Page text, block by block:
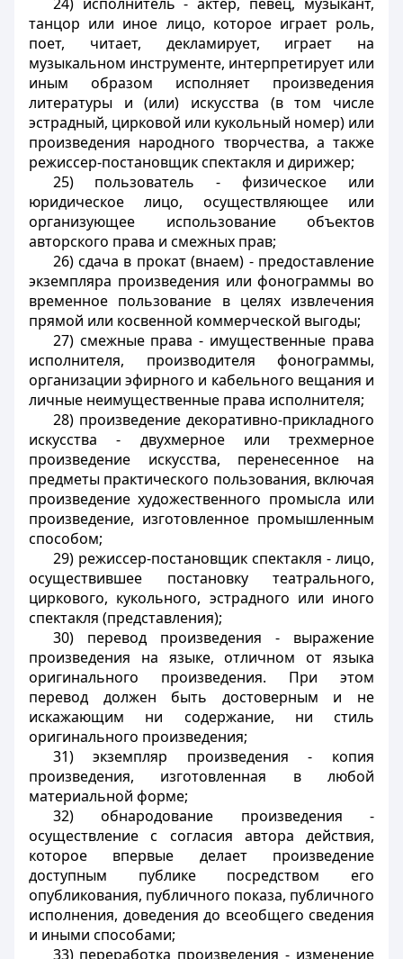
танцор или иное лицо, которое играет роль,
поет, читает, декламирует, играет на
музыкальном инструменте, интерпретирует или
иным образом исполняет произведения
литературы и (или) искусства (в том числе
эстрадный, цирковой или кукольный номер) или
произведения народного творчества, а также
режиссер-постановщик спектакля и дирижер;
25) пользователь - физическое или
юридическое лицо, осуществляющее или
организующее использование объектов
авторского права и смежных прав;
26) сдача в прокат (внаем) - предоставление
экземпляра произведения или фонограммы во
временное пользование в целях извлечения
прямой или косвенной коммерческой выгоды;
27) смежные права - имущественные права
исполнителя, производителя фонограммы,
организации эфирного и кабельного вещания и
личные неимущественные права исполнителя;
28) произведение декоративно-прикладного
искусства - двухмерное или трехмерное
произведение искусства, перенесенное на
предметы практического пользования, включая
произведение художественного промысла или
произведение, изготовленное промышленным
способом;
29) режиссер-постановщик спектакля - лицо,
осуществившее постановку театрального,
циркового, кукольного, эстрадного или иного
спектакля (представления);
30) перевод произведения - выражение
произведения на языке, отличном от языка
оригинального произведения. При этом
перевод должен быть достоверным и не
искажающим ни содержание, ни стиль
оригинального произведения;
31) экземпляр произведения - копия
произведения, изготовленная в любой
материальной форме;
32) обнародование произведения -
осуществление с согласия автора действия,
которое впервые делает произведение
доступным публике посредством его
опубликования, публичного показа, публичного
исполнения, доведения до всеобщего сведения
и иными способами;
33) переработка произведения - изменение